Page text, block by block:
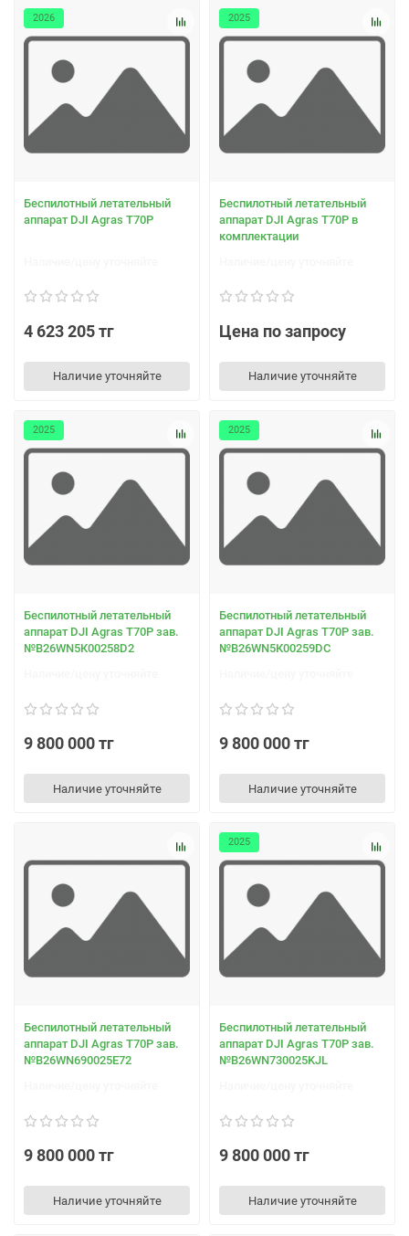
2026
Беспилотный летательный
аппарат DJI Agras T70Р
4 623 205 тг
Наличие уточняйте
2025
Беспилотный летательный
аппарат DJI Agras T70Р в
комплектации
Цена по запросу
Наличие уточняйте
2025
Беспилотный летательный
аппарат DJI Agras T70Р зав.
№B26WN5К00258D2
9 800 000 тг
Наличие уточняйте
2025
Беспилотный летательный
аппарат DJI Agras T70Р зав.
№B26WN5К00259DС
9 800 000 тг
Наличие уточняйте
Беспилотный летательный
аппарат DJI Agras T70Р зав.
№B26WN690025E72
9 800 000 тг
Наличие уточняйте
2025
Беспилотный летательный
аппарат DJI Agras T70Р зав.
№B26WN730025KJL
9 800 000 тг
Наличие уточняйте